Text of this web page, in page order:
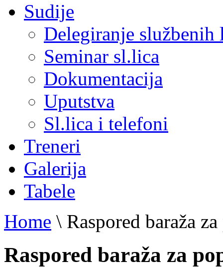
Sudije
Delegiranje službenih
Seminar sl.lica
Dokumentacija
Uputstva
Sl.lica i telefoni
Treneri
Galerija
Tabele
Home \ Raspored baraža
Raspored baraža za